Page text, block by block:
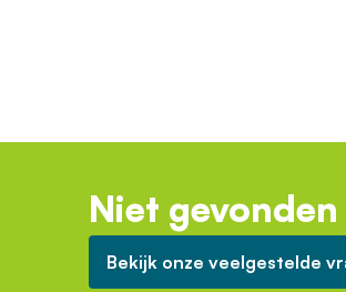
Niet
Bekijk onze veelgestelde